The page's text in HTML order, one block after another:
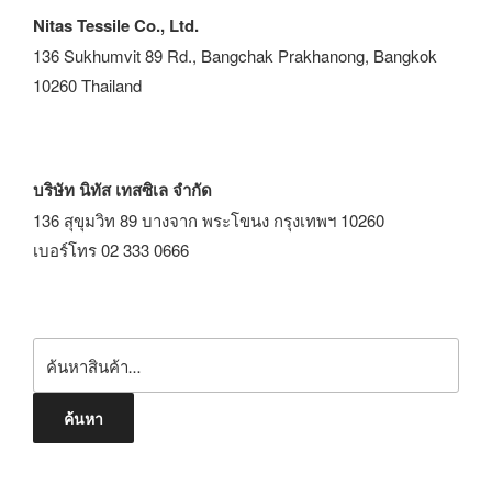
Nitas Tessile Co., Ltd.
136 Sukhumvit 89 Rd., Bangchak Prakhanong, Bangkok
10260 Thailand
บริษัท นิทัส เทสซิเล จำกัด
136 สุขุมวิท 89 บางจาก พระโขนง กรุงเทพฯ 10260
เบอร์โทร 02 333 0666
ค้นหา